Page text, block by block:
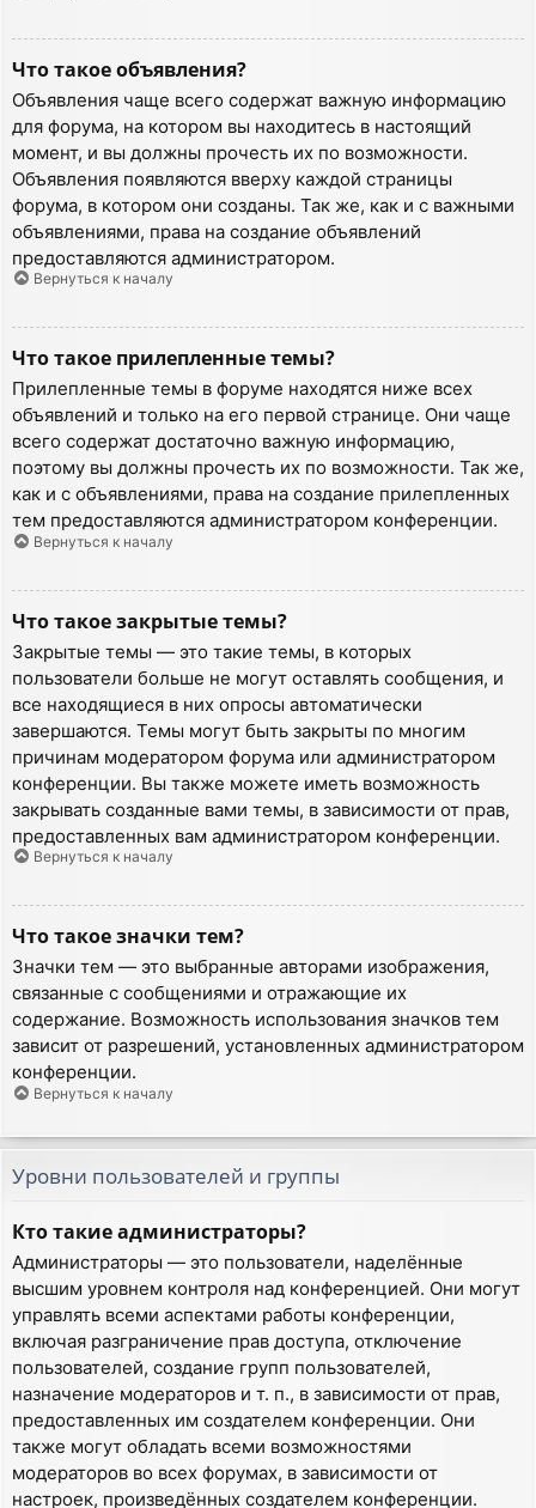
Что такое объявления?
Объявления чаще всего содержат важную информацию
для форума, на котором вы находитесь в настоящий
момент, и вы должны прочесть их по возможности.
Объявления появляются вверху каждой страницы
форума, в котором они созданы. Так же, как и с важными
объявлениями, права на создание объявлений
предоставляются администратором.
Вернуться к началу
Что такое прилепленные темы?
Прилепленные темы в форуме находятся ниже всех
объявлений и только на его первой странице. Они чаще
всего содержат достаточно важную информацию,
поэтому вы должны прочесть их по возможности. Так же,
как и с объявлениями, права на создание прилепленных
тем предоставляются администратором конференции.
Вернуться к началу
Что такое закрытые темы?
Закрытые темы — это такие темы, в которых
пользователи больше не могут оставлять сообщения, и
все находящиеся в них опросы автоматически
завершаются. Темы могут быть закрыты по многим
причинам модератором форума или администратором
конференции. Вы также можете иметь возможность
закрывать созданные вами темы, в зависимости от прав,
предоставленных вам администратором конференции.
Вернуться к началу
Что такое значки тем?
Значки тем — это выбранные авторами изображения,
связанные с сообщениями и отражающие их
содержание. Возможность использования значков тем
зависит от разрешений, установленных администратором
конференции.
Вернуться к началу
Уровни пользователей и группы
Кто такие администраторы?
Администраторы — это пользователи, наделённые
высшим уровнем контроля над конференцией. Они могут
управлять всеми аспектами работы конференции,
включая разграничение прав доступа, отключение
пользователей, создание групп пользователей,
назначение модераторов и т. п., в зависимости от прав,
предоставленных им создателем конференции. Они
также могут обладать всеми возможностями
модераторов во всех форумах, в зависимости от
настроек, произведённых создателем конференции.